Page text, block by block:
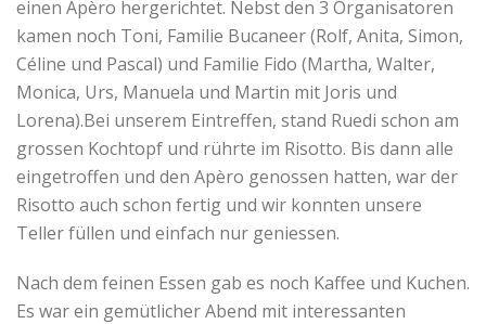
einen Apèro hergerichtet. Nebst den 3 Organisatoren
kamen noch Toni, Familie Bucaneer (Rolf, Anita, Simon,
Céline und Pascal) und Familie Fido (Martha, Walter,
Monica, Urs, Manuela und Martin mit Joris und
Lorena).Bei unserem Eintreffen, stand Ruedi schon am
grossen Kochtopf und rührte im Risotto. Bis dann alle
eingetroffen und den Apèro genossen hatten, war der
Risotto auch schon fertig und wir konnten unsere
Teller füllen und einfach nur geniessen.
Nach dem feinen Essen gab es noch Kaffee und Kuchen.
Es war ein gemütlicher Abend mit interessanten